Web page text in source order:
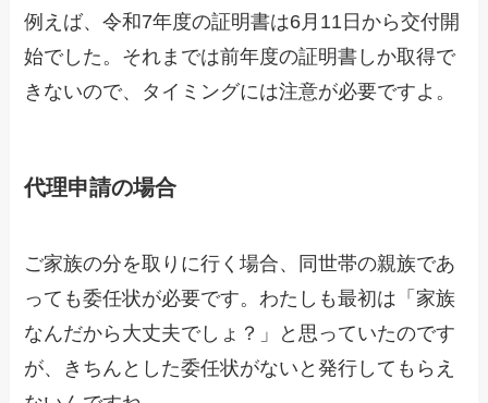
例えば、令和7年度の証明書は6月11日から交付開
始でした。それまでは前年度の証明書しか取得で
きないので、タイミングには注意が必要ですよ。
代理申請の場合
ご家族の分を取りに行く場合、同世帯の親族であ
っても委任状が必要です。わたしも最初は「家族
なんだから大丈夫でしょ？」と思っていたのです
が、きちんとした委任状がないと発行してもらえ